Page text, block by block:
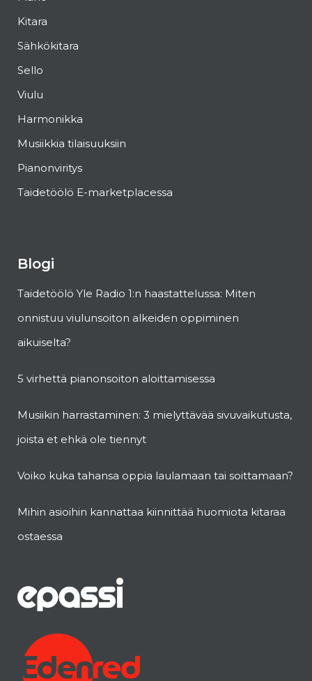
Kitara
Sähkökitara
Sello
Viulu
Harmonikka
Musiikkia tilaisuuksiin
Pianonviritys
Taidetöölö E-marketplacessa
Blogi
Taidetöölö Yle Radio 1:n haastattelussa: Miten
onnistuu viulunsoiton alkeiden oppiminen
aikuiselta?
5 virhettä pianonsoiton aloittamisessa
Musiikin harrastaminen: 3 mielyttävää sivuvaikutusta,
joista et ehkä ole tiennyt
Voiko kuka tahansa oppia laulamaan tai soittamaan?
Mihin asioihin kannattaa kiinnittää huomiota kitaraa
ostaessa